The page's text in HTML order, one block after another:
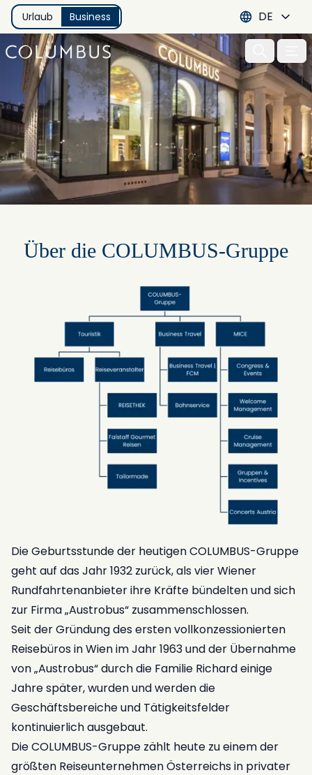
Urlaub Business DE
Über die COLUMBUS-Gruppe
Die Geburtsstunde der heutigen COLUMBUS-Gruppe
geht auf das Jahr 1932 zurück, als vier Wiener
Rundfahrtenanbieter ihre Kräfte bündelten und sich
zur Firma „Austrobus“ zusammenschlossen.
Seit der Gründung des ersten vollkonzessionierten
Reisebüros in Wien im Jahr 1963 und der Übernahme
von „Austrobus“ durch die Familie Richard einige
Jahre später, wurden und werden die
Geschäftsbereiche und Tätigkeitsfelder
kontinuierlich ausgebaut.
Die COLUMBUS-Gruppe zählt heute zu einem der
größten Reiseunternehmen Österreichs in privater